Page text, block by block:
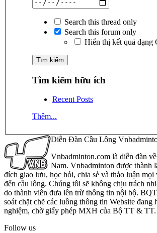
Search this thread only
Search this forum only
Hiển thị kết quả dạng
Tìm kiếm hữu ích
Recent Posts
Thêm...
Diễn Đàn Cầu Lông
Vnbadminton.com là diễn đàn
Nam. Vnbadminton được thành
đích giao lưu, học hỏi, chia sẻ và thảo luận mọi
đến cầu lông. Chúng tôi sẽ không chịu trách
do thành viên đưa lên trừ thông tin nội bộ.
soát chặt chẽ các luồng thông tin Website đang
nghiệm, chờ giấy phép MXH của Bộ TT & TT.
Follow us